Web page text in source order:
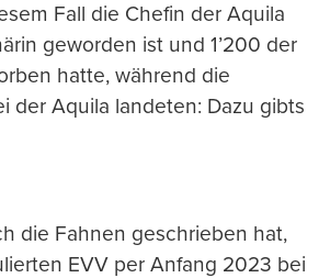
Fall die Chefin der Aquila
geworden ist und 1’200 der
hatte, während die
der Aquila landeten: Dazu gibts
die Fahnen geschrieben hat,
EVV per Anfang 2023 bei